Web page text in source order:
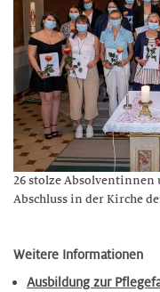
26 stolze
Abschluss in der Kirche
Weitere Informationen
Ausbildung zur